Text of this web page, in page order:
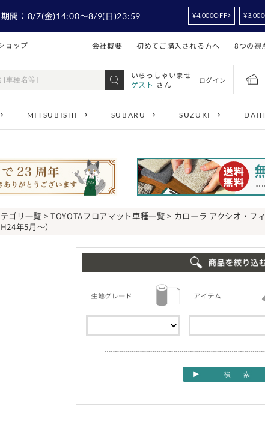
期間： 8/7(金)14:00～8/9(日)23:59 ¥4,000OFF
ョップ 会社概要 初めてご購入される方へ 8つの視
いらっしゃいませ
ゲスト さん ログイン
MITSUBISHI SUBARU SUZUKI
ゴリ一覧 > TOYOTAフロアマット車種一覧 > カローラ アクシオ・フ
H24年5月～）